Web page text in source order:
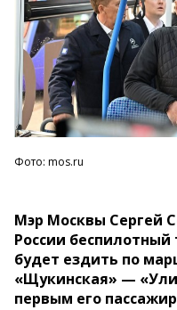
Фото: mos.ru
Мэр Москвы Сергей
России
будет ездить по
«Щукинская» —
первым его